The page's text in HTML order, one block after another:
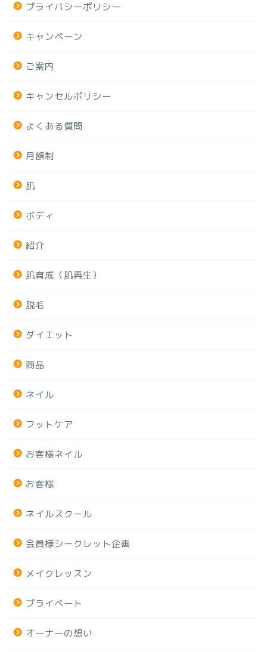
プライバシーポリシー
キャンペーン
ご案内
キャンセルポリシー
よくある質問
月額制
肌
ボディ
紹介
肌育成（肌再生）
脱毛
ダイエット
商品
ネイル
フットケア
お客様ネイル
お客様
ネイルスクール
会員様シークレット企画
メイクレッスン
プライベート
オーナーの想い